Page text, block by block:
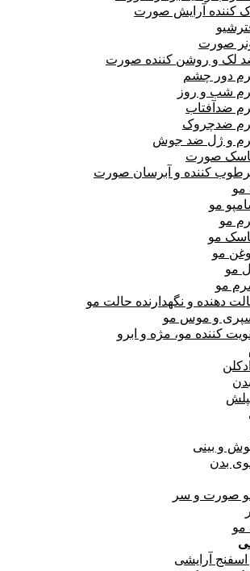
کننده آرایش صورت
صورت
لک و روشن کننده صورت
دور چشم
شب و روز
ضدآفتاب
ضدچروک
و ژل ضد جوش
صورت
کننده و آبرسان صورت
مو
مو
مو
مو
مو
مو
مو
دهنده و نگهدارنده حالت مو
و موس مو
کننده مو، مژه و ابرو
و بینی
بدن
صورت و سر
مو
آرایشی